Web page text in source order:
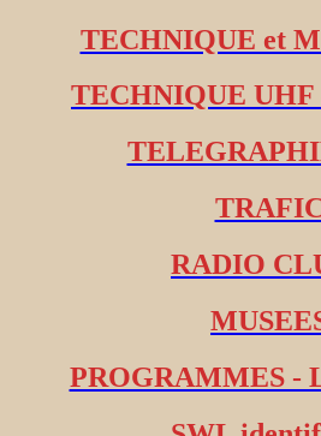
TECHNIQUE et
TECHNIQUE UHF
RADIO
PROGRAMMES -